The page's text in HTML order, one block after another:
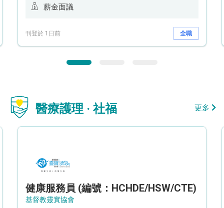
薪金面議
刊登於 1日前 全職
醫療護理 · 社福 更多
健康服務員 (編號：HCHDE/HSW/CTE)
基督教靈實協會